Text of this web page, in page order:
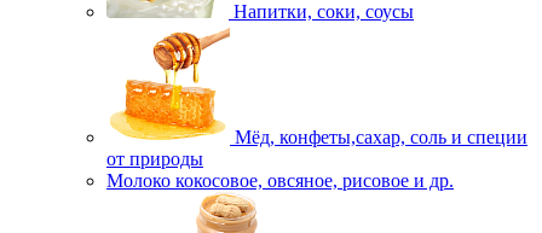
Напитки, соки, соусы
Мёд, конфеты,сахар, соль и специи
от природы
Молоко кокосовое, овсяное, рисовое и др.